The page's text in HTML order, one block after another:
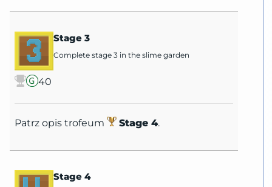
40
Stage 3
Complete stage 3 in the slime garden
Patrz opis trofeum Stage 4.
Stage 4